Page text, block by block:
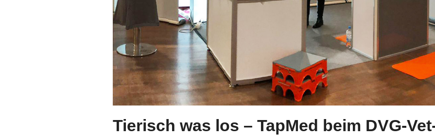
Tierisch was los – TapMed beim DVG-